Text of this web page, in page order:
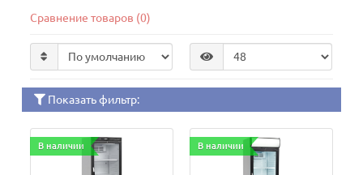
Сравнение товаров (0)
Показать фильтр:
В наличии В наличии